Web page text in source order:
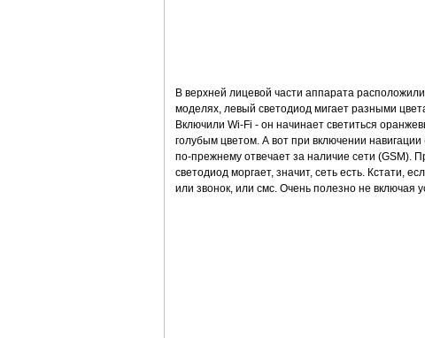
В верхней лицевой части аппарата
моделях, левый светодиод мигает разными
Включили Wi-Fi - он начинает светиться
голубым цветом. А вот при включении
по-прежнему отвечает за наличие сети (GSM).
светодиод моргает, значит, сеть есть. Кстати,
или звонок, или смс. Очень полезно не включая